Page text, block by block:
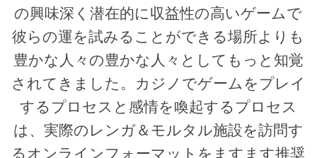
の興味深く潜在的に収益性の高いゲームで
彼らの運を試みることができる場所よりも
豊かな人々の豊かな人々としてもっと知覚
されてきました。カジノでゲームをプレイ
するプロセスと感情を喚起するプロセス
は、実際のレンガ＆モルタル施設を訪問す
るオンラインフォーマットをますます推奨